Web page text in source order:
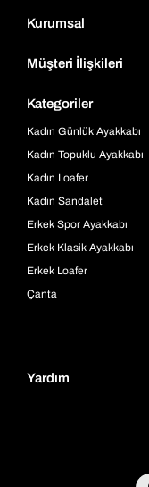
Kurumsal
Müşteri İlişkileri
Kategoriler
Kadın Günlük Ayakkabı
Kadın Topuklu Ayakkabı
Kadın Loafer
Kadın Sandalet
Erkek Spor Ayakkabı
Erkek Klasik Ayakkabı
Erkek Loafer
Çanta
Yardım